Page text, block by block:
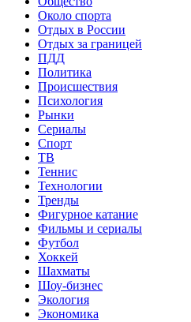
Около спорта
Отдых в России
Отдых за границей
ПДД
Политика
Происшествия
Психология
Рынки
Сериалы
Спорт
ТВ
Теннис
Технологии
Тренды
Фигурное катание
Фильмы и сериалы
Футбол
Хоккей
Шахматы
Шоу-бизнес
Экология
Экономика